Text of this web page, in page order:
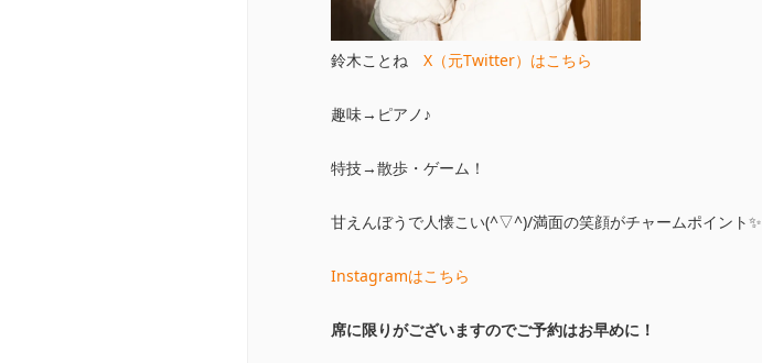
鈴木ことね X（元Twitter）はこちら
趣味→ピアノ♪
特技→散歩・ゲーム！
甘えんぼうで人懐こい(^▽^)/満面の笑顔がチャームポイント✨
Instagramはこちら
席に限りがございますのでご予約はお早めに！